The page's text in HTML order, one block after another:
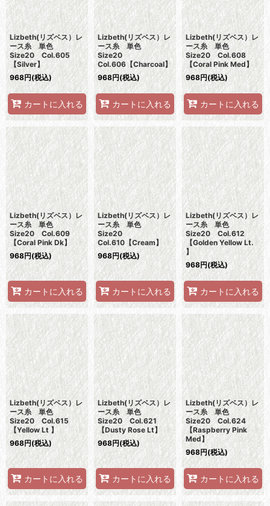
Lizbeth(リズベス）レ
ース糸 単色
Size20 Col.605
【Silver】
968円(税込)
カートに入れる
Lizbeth(リズベス）レ
ース糸 単色
Size20
Col.606【Charcoal】
968円(税込)
カートに入れる
Lizbeth(リズベス）レ
ース糸 単色
Size20 Col.608
【Coral Pink Med】
968円(税込)
カートに入れる
Lizbeth(リズベス）レ
ース糸 単色
Size20 Col.609
【Coral Pink Dk】
968円(税込)
カートに入れる
Lizbeth(リズベス）レ
ース糸 単色
Size20
Col.610【Cream】
968円(税込)
カートに入れる
Lizbeth(リズベス）レ
ース糸 単色
Size20 Col.612
【Golden Yellow Lt.
】
968円(税込)
カートに入れる
Lizbeth(リズベス）レ
ース糸 単色
Size20 Col.615
【Yellow Lt 】
968円(税込)
カートに入れる
Lizbeth(リズベス）レ
ース糸 単色
Size20 Col.621
【Dusty Rose Lt】
968円(税込)
カートに入れる
Lizbeth(リズベス）レ
ース糸 単色
Size20 Col.624
【Raspberry Pink
Med】
968円(税込)
カートに入れる